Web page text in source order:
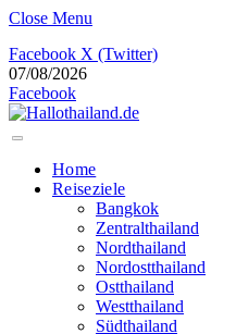
Close Menu
Facebook X (Twitter)
07/08/2026
Facebook
Home
Reiseziele
Bangkok
Zentralthailand
Nordthailand
Nordostthailand
Ostthailand
Westthailand
Südthailand